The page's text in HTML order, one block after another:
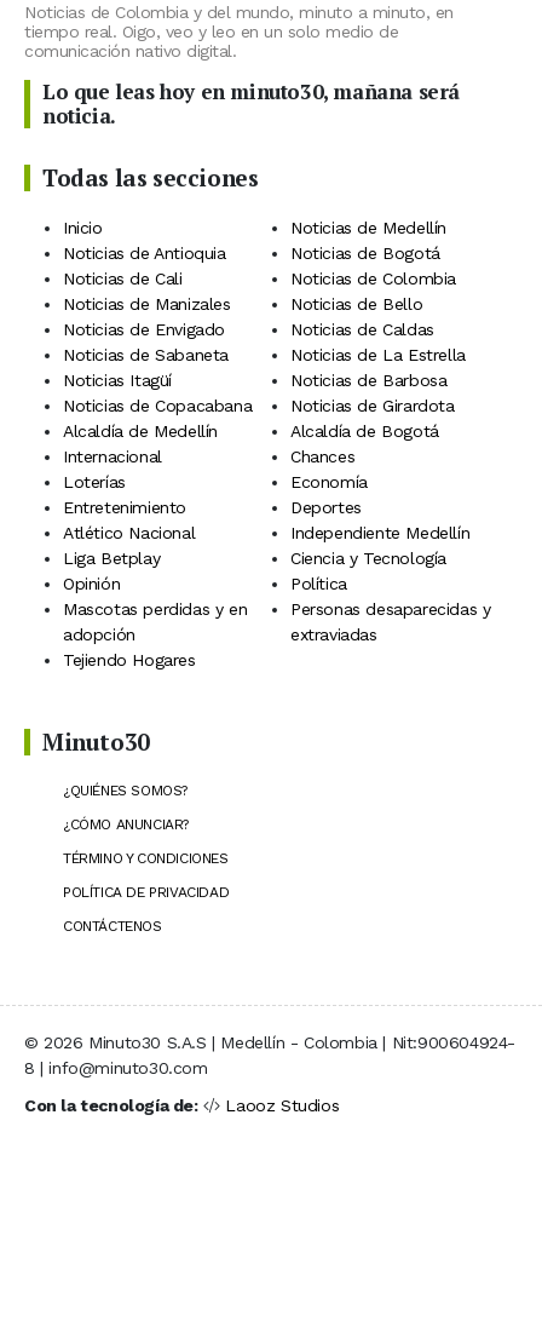
Noticias de Colombia y del mundo, minuto a minuto, en
tiempo real. Oigo, veo y leo en un solo medio de
comunicación nativo digital.
Lo que leas hoy en minuto30, mañana será
noticia.
Todas las secciones
Inicio
Noticias de Medellín
Noticias de Antioquia
Noticias de Bogotá
Noticias de Cali
Noticias de Colombia
Noticias de Manizales
Noticias de Bello
Noticias de Envigado
Noticias de Caldas
Noticias de Sabaneta
Noticias de La Estrella
Noticias Itagüí
Noticias de Barbosa
Noticias de Copacabana
Noticias de Girardota
Alcaldía de Medellín
Alcaldía de Bogotá
Internacional
Chances
Loterías
Economía
Entretenimiento
Deportes
Atlético Nacional
Independiente Medellín
Liga Betplay
Ciencia y Tecnología
Opinión
Política
Mascotas perdidas y en
adopción
Personas desaparecidas y
extraviadas
Tejiendo Hogares
Minuto30
¿QUIÉNES SOMOS?
¿CÓMO ANUNCIAR?
TÉRMINO Y CONDICIONES
POLÍTICA DE PRIVACIDAD
CONTÁCTENOS
© 2026 Minuto30 S.A.S | Medellín - Colombia | Nit:900604924-
8 | info@minuto30.com
Con la tecnología de:
Laooz Studios